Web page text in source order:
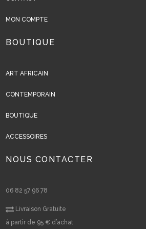
MON COMPTE
BOUTIQUE
ART AFRICAIN
CONTEMPORAIN
BOUTIQUE
ACCESSOIRES
NOUS CONTACTER
06 82 57 96 78
Livraison Gratuite
à partir de 95 € d’achat